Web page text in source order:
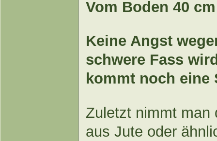
Vom Boden 40
Keine Angst
schwere Fass
kommt noch
Zuletzt nimmt man
aus Jute oder